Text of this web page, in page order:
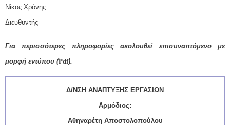
Νίκος Χρόνης
Διευθυντής
Για περισσότερες πληροφορίες ακολουθεί επισυναπτόμενο με
μορφή εντύπου (Pdf).
Δ/ΝΣΗ ΑΝΑΠΤΥΞΗΣ ΕΡΓΑΣΙΩΝ
Αρμόδιος:
Αθηναρέτη Αποστολοπούλου